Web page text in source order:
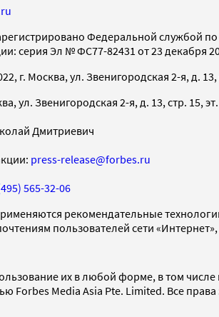
Федеральной службой
серия Эл № ФС77-82431 от 23 декабря
г. Москва, ул. Звенигородская 2-я, д. 13,
ул. Звенигородская 2-я, д. 13, стр. 15,
Дмитриевич
press-release@forbes.ru
565-32-06
рекомендательные
пользователей сети
их в любой форме, в том
Forbes Media Asia Pte. Limited. Все